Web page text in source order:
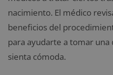
nacimiento. El médico
beneficios del
para ayudarte a tomar una
sienta cómoda.